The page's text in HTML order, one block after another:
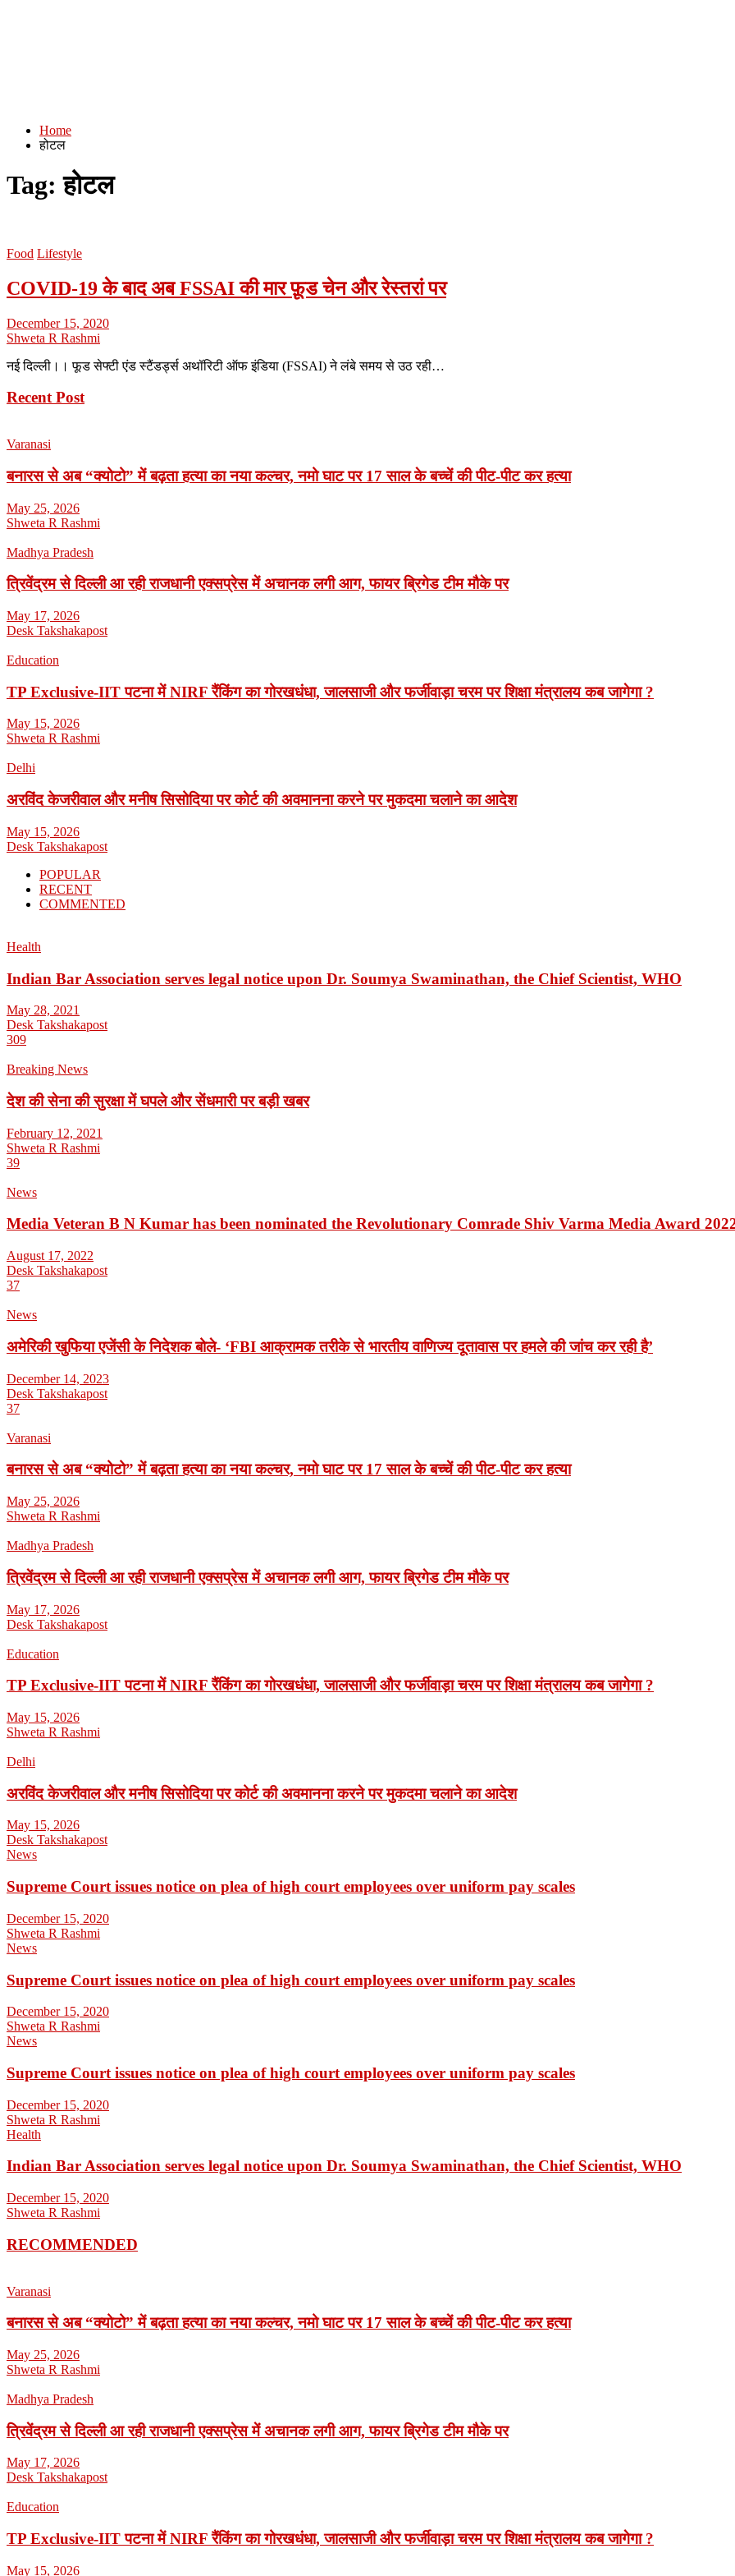
Home
होटल
Tag:होटल
Food Lifestyle
COVID-19 के बाद अब FSSAI की मार फ़ूड चेन और रेस्तरां पर
December 15, 2020
Shweta R Rashmi
नई दिल्ली।। फूड सेफ्टी एंड स्टैंडर्ड्स अथॉरिटी ऑफ इंडिया (FSSAI) ने लंबे समय से उठ रही…
Recent Post
Varanasi
बनारस से अब “क्योटो” में बढ़ता हत्या का नया कल्चर, नमो घाट पर 17 साल के बच्चें की पीट-पीट कर हत्या
May 25, 2026
Shweta R Rashmi
Madhya Pradesh
त्रिवेंद्रम से दिल्ली आ रही राजधानी एक्सप्रेस में अचानक लगी आग, फायर ब्रिगेड टीम मौके पर
May 17, 2026
Desk Takshakapost
Education
TP Exclusive-IIT पटना में NIRF रैंकिंग का गोरखधंधा, जालसाजी और फर्जीवाड़ा चरम पर शिक्षा मंत्रालय कब जागेगा ?
May 15, 2026
Shweta R Rashmi
Delhi
अरविंद केजरीवाल और मनीष सिसोदिया पर कोर्ट की अवमानना करने पर मुकदमा चलाने का आदेश
May 15, 2026
Desk Takshakapost
POPULAR
RECENT
COMMENTED
Health
Indian Bar Association serves legal notice upon Dr. Soumya Swaminathan, the Chief Scientist, WHO
May 28, 2021
Desk Takshakapost
309
Breaking News
देश की सेना की सुरक्षा में घपले और सेंधमारी पर बड़ी खबर
February 12, 2021
Shweta R Rashmi
39
News
Media Veteran B N Kumar has been nominated the Revolutionary Comrade Shiv Varma Media Award
August 17, 2022
Desk Takshakapost
37
News
अमेरिकी खुफिया एजेंसी के निदेशक बोले- ‘FBI आक्रामक तरीके से भारतीय वाणिज्य दूतावास पर हमले की जांच कर रही है’
December 14, 2023
Desk Takshakapost
37
Varanasi
बनारस से अब “क्योटो” में बढ़ता हत्या का नया कल्चर, नमो घाट पर 17 साल के बच्चें की पीट-पीट कर हत्या
May 25, 2026
Shweta R Rashmi
Madhya Pradesh
त्रिवेंद्रम से दिल्ली आ रही राजधानी एक्सप्रेस में अचानक लगी आग, फायर ब्रिगेड टीम मौके पर
May 17, 2026
Desk Takshakapost
Education
TP Exclusive-IIT पटना में NIRF रैंकिंग का गोरखधंधा, जालसाजी और फर्जीवाड़ा चरम पर शिक्षा मंत्रालय कब जागेगा ?
May 15, 2026
Shweta R Rashmi
Delhi
अरविंद केजरीवाल और मनीष सिसोदिया पर कोर्ट की अवमानना करने पर मुकदमा चलाने का आदेश
May 15, 2026
Desk Takshakapost
News
Supreme Court issues notice on plea of high court employees over uniform pay scales
December 15, 2020
Shweta R Rashmi
News
Supreme Court issues notice on plea of high court employees over uniform pay scales
December 15, 2020
Shweta R Rashmi
News
Supreme Court issues notice on plea of high court employees over uniform pay scales
December 15, 2020
Shweta R Rashmi
Health
Indian Bar Association serves legal notice upon Dr. Soumya Swaminathan, the Chief Scientist, WHO
December 15, 2020
Shweta R Rashmi
RECOMMENDED
Varanasi
बनारस से अब “क्योटो” में बढ़ता हत्या का नया कल्चर, नमो घाट पर 17 साल के बच्चें की पीट-पीट कर हत्या
May 25, 2026
Shweta R Rashmi
Madhya Pradesh
त्रिवेंद्रम से दिल्ली आ रही राजधानी एक्सप्रेस में अचानक लगी आग, फायर ब्रिगेड टीम मौके पर
May 17, 2026
Desk Takshakapost
Education
TP Exclusive-IIT पटना में NIRF रैंकिंग का गोरखधंधा, जालसाजी और फर्जीवाड़ा चरम पर शिक्षा मंत्रालय कब जागेगा ?
May 15, 2026